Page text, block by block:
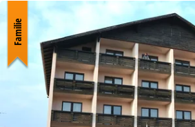
Familie